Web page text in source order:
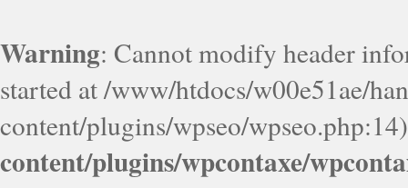
Warning: Cannot modify header
started at /www/htdocs/w00e51ae/
content/plugins/wpseo/
content/plugins/wpcontaxe/